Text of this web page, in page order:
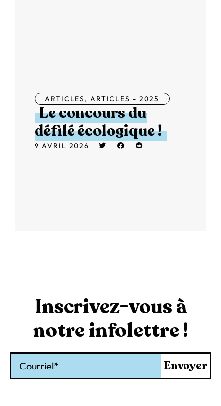
ARTICLES, ARTICLES - 2025
Le concours du
défilé écologique !
9 AVRIL 2026
Inscrivez-vous à
notre infolettre !
Envoyer